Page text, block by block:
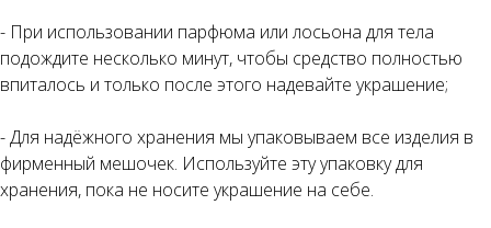
- При использовании парфюма или лосьона для тела
подождите несколько минут, чтобы средство полностью
впиталось и только после этого надевайте украшение;
- Для надёжного хранения мы упаковываем все изделия в
фирменный мешочек. Используйте эту упаковку для
хранения, пока не носите украшение на себе.